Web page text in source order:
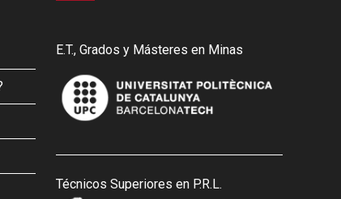
E.T., Grados y Másteres en Minas
Técnicos Superiores en P.R.L.